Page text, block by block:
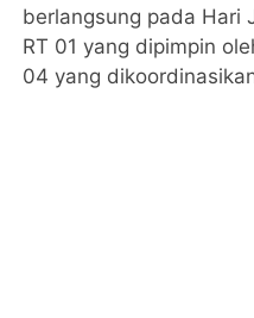
berlangsung pada Hari
RT 01 yang dipimpin
04 yang